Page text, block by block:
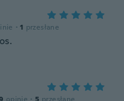
· 1 przesłane